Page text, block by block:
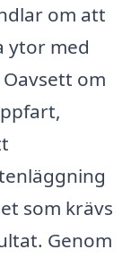
om att
ytor med
om
som krävs
Genom